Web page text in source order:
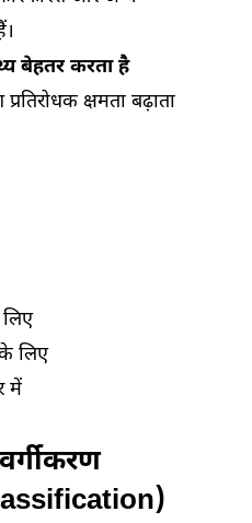
बेहतर करता है
क्षमता बढ़ाता
लिए
में